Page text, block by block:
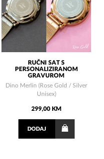
RUČNI SAT S
PERSONALIZIRANOM
GRAVUROM
Dino Merlin (Rose Gold / Silver
Unisex)
299,00 KM
DODAJ